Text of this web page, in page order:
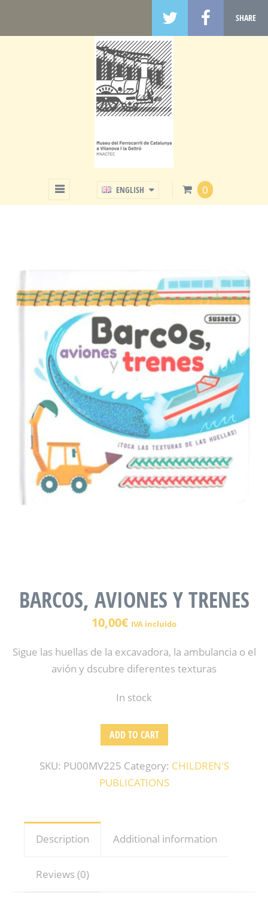
SHARE
ENGLISH 0
BARCOS, AVIONES Y TRENES
10,00€ IVA incluido
Sigue las huellas de la excavadora, la ambulancia o el
avión y dscubre diferentes texturas
In stock
ADD TO CART
SKU: PU00MV225 Category: CHILDREN'S
PUBLICATIONS
Description Additional information
Reviews (0)